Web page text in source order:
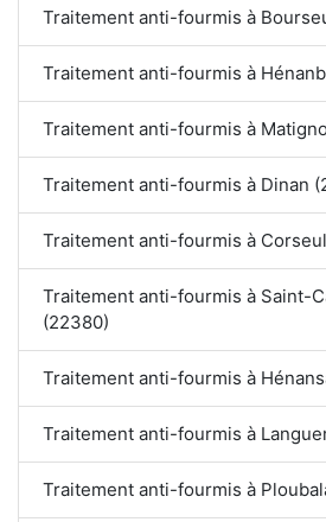
Traitement anti-fourmis à
Traitement anti-fourmis à
Traitement anti-fourmis à
Traitement anti-fourmis à Dinan
Traitement anti-fourmis à
Traitement anti-fourmis à Saint-
(22380)
Traitement anti-fourmis à
Traitement anti-fourmis à
Traitement anti-fourmis à